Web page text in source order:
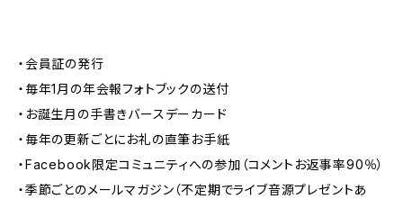
・会員証の発行
・毎年1月の年会報フォトブックの送付
・お誕生月の手書きバースデーカード
・毎年の更新ごとにお礼の直筆お手紙
・Facebook限定コミュニティへの参加（コメントお返事率90％）
・季節ごとのメールマガジン（不定期でライブ音源プレゼントあ